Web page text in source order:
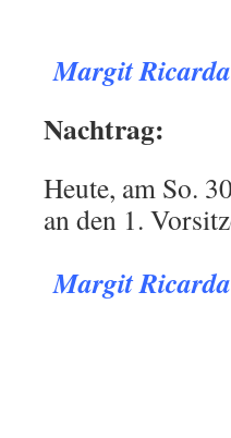
Margit
Nachtrag:
Heute, am So.
an den 1.
Margit